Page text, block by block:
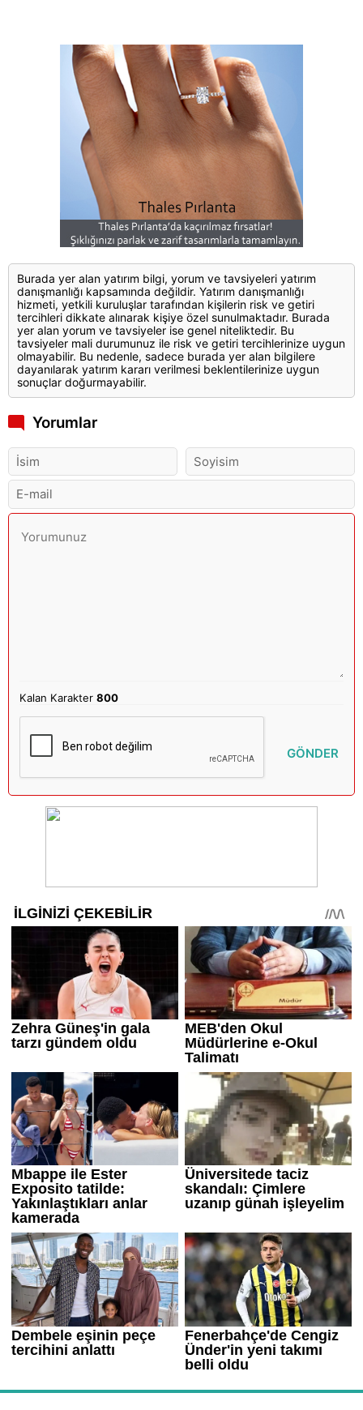
Burada yer alan yatırım bilgi, yorum ve tavsiyeleri yatırım
danışmanlığı kapsamında değildir. Yatırım danışmanlığı
hizmeti, yetkili kuruluşlar tarafından kişilerin risk ve getiri
tercihleri dikkate alınarak kişiye özel sunulmaktadır. Burada
yer alan yorum ve tavsiyeler ise genel niteliktedir. Bu
tavsiyeler mali durumunuz ile risk ve getiri tercihlerinize uygun
olmayabilir. Bu nedenle, sadece burada yer alan bilgilere
dayanılarak yatırım kararı verilmesi beklentilerinize uygun
sonuçlar doğurmayabilir.
Yorumlar
Kalan Karakter800
GÖNDER